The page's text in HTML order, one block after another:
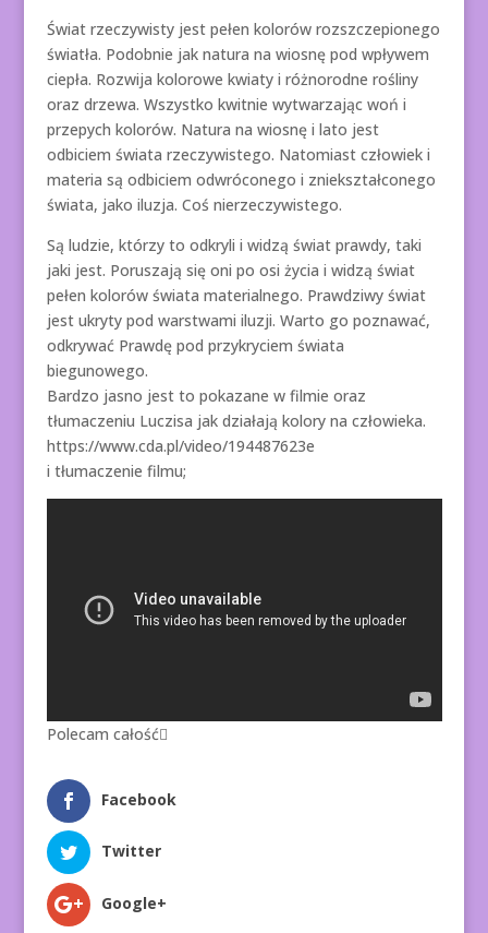
Świat rzeczywisty jest pełen kolorów rozszczepionego
światła. Podobnie jak natura na wiosnę pod wpływem
ciepła. Rozwija kolorowe kwiaty i różnorodne rośliny
oraz drzewa. Wszystko kwitnie wytwarzając woń i
przepych kolorów. Natura na wiosnę i lato jest
odbiciem świata rzeczywistego. Natomiast człowiek i
materia są odbiciem odwróconego i zniekształconego
świata, jako iluzja. Coś nierzeczywistego.
Są ludzie, którzy to odkryli i widzą świat prawdy, taki
jaki jest. Poruszają się oni po osi życia i widzą świat
pełen kolorów świata materialnego. Prawdziwy świat
jest ukryty pod warstwami iluzji. Warto go poznawać,
odkrywać Prawdę pod przykryciem świata
biegunowego.
Bardzo jasno jest to pokazane w filmie oraz
tłumaczeniu Luczisa jak działają kolory na człowieka.
https://www.cda.pl/video/194487623e
i tłumaczenie filmu;
Polecam całość
Facebook
Twitter
Google+